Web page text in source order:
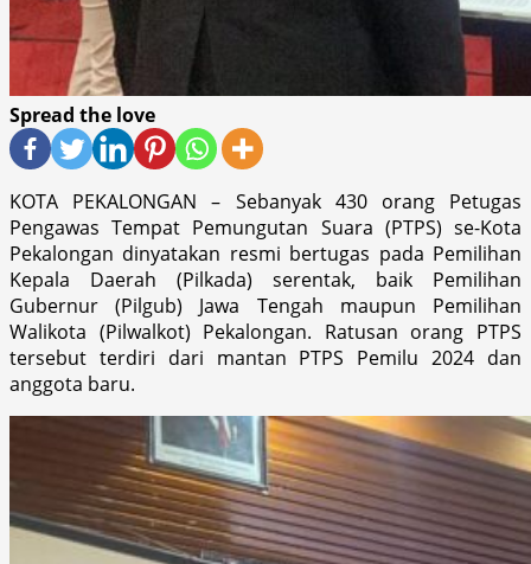
Spread the love
KOTA PEKALONGAN – Sebanyak 430 orang Petugas
Pengawas Tempat Pemungutan Suara (PTPS) se-Kota
Pekalongan dinyatakan resmi bertugas pada Pemilihan
Kepala Daerah (Pilkada) serentak, baik Pemilihan
Gubernur (Pilgub) Jawa Tengah maupun Pemilihan
Walikota (Pilwalkot) Pekalongan. Ratusan orang PTPS
tersebut terdiri dari mantan PTPS Pemilu 2024 dan
anggota baru.